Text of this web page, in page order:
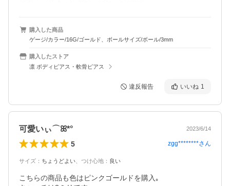
購入した商品
ゲージ/カラー/16G/ゴールド、ボールサイズ/ボール/3mm
購入したストア
凛 ボディピアス・軟骨ピアス
違反報告 いいね 1
可愛いぃ⌒ꕤ*° 2023/6/14
5 zgg********さん
サイズ ： ちょうどよい つけ心地 ： 良い
こちらの商品も色はピンクゴールドを購入｡